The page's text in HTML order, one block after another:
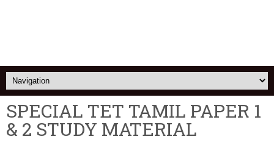
SPECIAL TET TAMIL PAPER 1
& 2 STUDY MATERIAL